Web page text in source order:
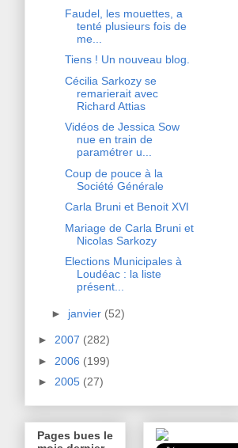
Faudel, les mouettes, a
tenté plusieurs fois de
me...
Tiens ! Un nouveau blog.
Cécilia Sarkozy se
remarierait avec
Richard Attias
Vidéos de Jessica Sow
nue en train de
paramétrer u...
Coup de pouce à la
Société Générale
Carla Bruni et Benoit XVI
Mariage de Carla Bruni et
Nicolas Sarkozy
Elections Municipales à
Loudéac : la liste
présent...
► janvier (52)
► 2007 (282)
► 2006 (199)
► 2005 (27)
Pages bues le